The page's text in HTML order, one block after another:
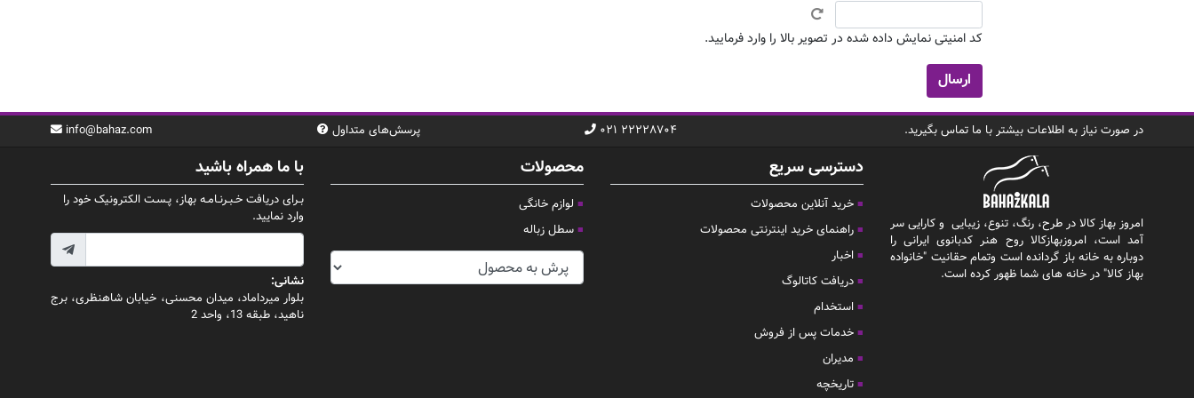
کد امنیتی نمایش داده شده در تصویر بالا را وارد فرمایید.
در صورت نیاز به اطلاعات بیشتر با ما تماس بگیرید. info@bahaz.com پرسش‌های متداول ۰۲۱ ۲۲۲۲۸۷۰۴
امروز بهاز کالا در طرح، رنگ، تنوع، زیبایی و کارایی سر
آمد است، امروزبهازکالا روح هنر کدبانوی ایرانی را
دوباره به خانه باز گردانده است وتمام حقانیت "خانواده
بهاز کالا" در خانه های شما ظهور کرده است.
دسترسی سریع
خرید آنلاین محصولات
راهنمای خرید اینترنتی محصولات
اخبار
دریافت کاتالوگ
استخدام
خدمات پس از فروش
مدیران
تاریخچه
محصولات
لوازم خانگی
سطل زباله
با ما همراه باشید
بـرای دریافت خـبـرنـامـه بهاز، پـسـت الکترونیک خود را
وارد نمایید.
نشانی:
بلوار میرداماد، میدان محسنی، خیابان شاهنظری، برج
ناهید، طبقه 13، واحد 2